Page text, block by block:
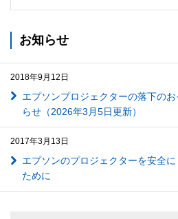
お知らせ
2018年9月12日
エプソンプロジェクターの落下の
らせ（2026年3月5日更新）
2017年3月13日
エプソンのプロジェクターを安全
ために